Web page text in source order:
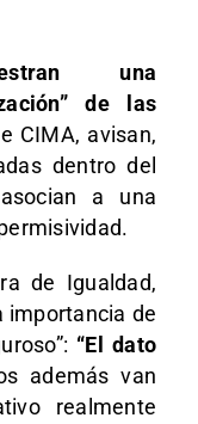
una
de las
CIMA, avisan,
dentro del
a una
de Igualdad,
importancia de
“El dato
además van
realmente